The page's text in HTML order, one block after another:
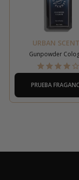
URBAN
Gunpowder
PRUEBA